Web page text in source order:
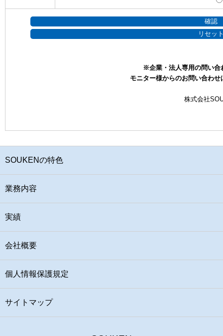
※企業・法人専用の問い合
モニター様からのお問い合わせ
株式会社
SOUKENの特色
業務内容
実績
会社概要
個人情報保護規定
サイトマップ